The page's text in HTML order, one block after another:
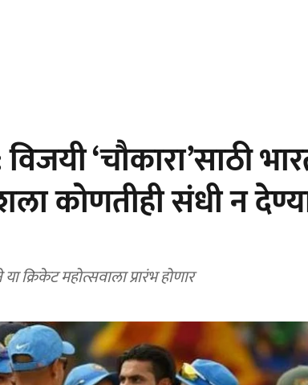
‘चौकारा’साठी
कोणतीही संधी न
क्रिकेट महोत्सवाला प्रारंभ होणार